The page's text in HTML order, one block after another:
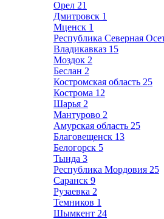
Орел 21
Дмитровск 1
Мценск 1
Республика Северная
Владикавказ 15
Моздок 2
Беслан 2
Костромская область 25
Кострома 12
Шарья 2
Мантурово 2
Амурская область 25
Благовещенск 13
Белогорск 5
Тында 3
Республика Мордовия 25
Саранск 9
Рузаевка 2
Темников 1
Шымкент 24